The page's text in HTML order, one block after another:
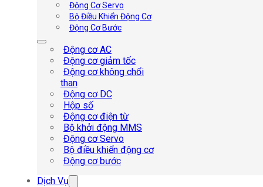
Động Cơ Servo
Bộ Điều Khiển Động Cơ
Động Cơ Bước
Động cơ AC
Động cơ giảm tốc
Động cơ không chổi
than
Động cơ DC
Hộp số
Động cơ điện từ
Bộ khởi động MMS
Động cơ Servo
Bộ điều khiển động cơ
Động cơ bước
Dịch Vụ